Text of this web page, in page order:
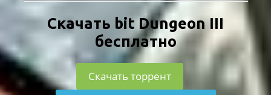
Скачать bit Dungeon III
бесплатно
Скачать торрент